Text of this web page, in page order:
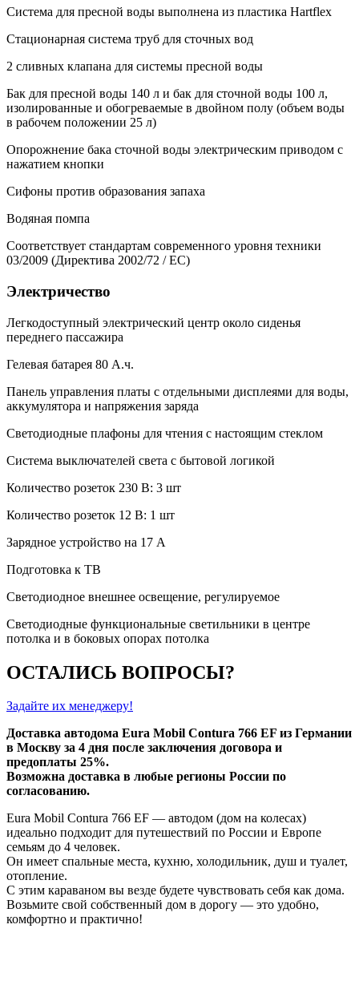
Система для пресной воды выполнена из пластика Hartflex
Стационарная система труб для сточных вод
2 сливных клапана для системы пресной воды
Бак для пресной воды 140 л и бак для сточной воды 100 л,
изолированные и обогреваемые в двойном полу (объем воды
в рабочем положении 25 л)
Опорожнение бака сточной воды электрическим приводом с
нажатием кнопки
Сифоны против образования запаха
Водяная помпа
Соответствует стандартам современного уровня техники
03/2009 (Директива 2002/72 / EC)
Электричество
Легкодоступный электрический центр около сиденья
переднего пассажира
Гелевая батарея 80 А.ч.
Панель управления платы с отдельными дисплеями для воды,
аккумулятора и напряжения заряда
Светодиодные плафоны для чтения с настоящим стеклом
Система выключателей света с бытовой логикой
Количество розеток 230 В: 3 шт
Количество розеток 12 В: 1 шт
Зарядное устройство на 17 А
Подготовка к ТВ
Светодиодное внешнее освещение, регулируемое
Светодиодные функциональные светильники в центре
потолка и в боковых опорах потолка
ОСТАЛИСЬ ВОПРОСЫ?
Задайте их менеджеру!
Доставка автодома Eura Mobil Contura 766 EF из Германии
в Москву за 4 дня после заключения договора и
предоплаты 25%.
Возможна доставка в любые регионы России по
согласованию.
Eura Mobil Contura 766 EF — автодом (дом на колесах)
идеально подходит для путешествий по России и Европе
семьям до 4 человек.
Он имеет спальные места, кухню, холодильник, душ и туалет,
отопление.
С этим караваном вы везде будете чувствовать себя как дома.
Возьмите свой собственный дом в дорогу — это удобно,
комфортно и практично!